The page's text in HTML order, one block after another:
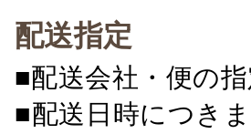
配送指定
■配送会社・便の
■配送日時につき